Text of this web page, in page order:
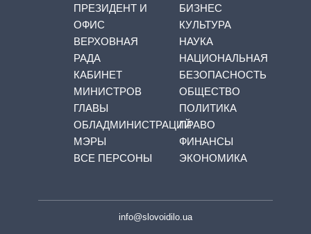
ПРЕЗИДЕНТ И
ОФИС
ВЕРХОВНАЯ
РАДА
КАБИНЕТ
МИНИСТРОВ
ГЛАВЫ
ОБЛАДМИНИСТРАЦИЙ
МЭРЫ
ВСЕ ПЕРСОНЫ
БИЗНЕС
КУЛЬТУРА
НАУКА
НАЦИОНАЛЬНАЯ
БЕЗОПАСНОСТЬ
ОБЩЕСТВО
ПОЛИТИКА
ПРАВО
ФИНАНСЫ
ЭКОНОМИКА
info@slovoidilo.ua